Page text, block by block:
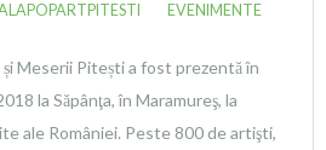
EVENIMENTE
Meserii Pitești a fost prezentă în
la Săpânţa, în Maramureş, la
ale României. Peste 800 de artişti,